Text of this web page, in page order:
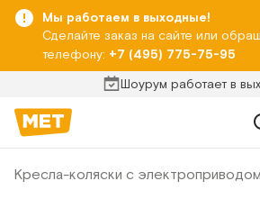
Мы работаем в выходные!
Сделайте заказ на сайте или
телефону: +7 (495) 775-75-95
Шоурум работает в
Кресла-коляски с электроприводом